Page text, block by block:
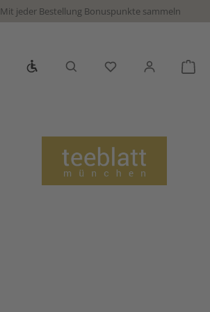
Mit jeder Bestellung Bonuspunkte sammeln
Werkzeugleiste anzeigen
Du hast 0